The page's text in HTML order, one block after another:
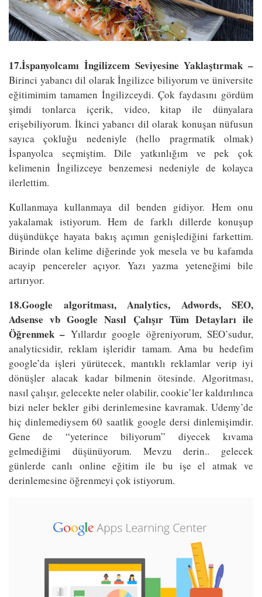
17.İspanyolcamı İngilizcem Seviyesine Yaklaştırmak –
Birinci yabancı dil olarak İngilizce biliyorum ve üniversite
eğitimimim tamamen İngilizceydi. Çok faydasını gördüm
şimdi tonlarca içerik, video, kitap ile dünyalara
erişebiliyorum. İkinci yabancı dil olarak konuşan nüfusun
sayıca çokluğu nedeniyle (hello pragrmatik olmak)
İspanyolca seçmiştim. Dile yatkınlığım ve pek çok
kelimenin İngilizceye benzemesi nedeniyle de kolayca
ilerlettim.
Kullanmaya kullanmaya dil benden gidiyor. Hem onu
yakalamak istiyorum. Hem de farklı dillerde konuşup
düşündükçe hayata bakış açımın genişlediğini farkettim.
Birinde olan kelime diğerinde yok mesela ve bu kafamda
acayip pencereler açıyor. Yazı yazma yeteneğimi bile
artırıyor.
18.Google algoritması, Analytics, Adwords, SEO,
Adsense vb Google Nasıl Çalışır Tüm Detayları ile
Öğrenmek – Yıllardır google öğreniyorum, SEO’sudur,
analyticsidir, reklam işleridir tamam. Ama bu hedefim
google’da işleri yürütecek, mantıklı reklamlar verip iyi
dönüşler alacak kadar bilmenin ötesinde. Algoritması,
nasıl çalışır, gelecekte neler olabilir, cookie’ler kaldırılınca
bizi neler bekler gibi derinlemesine kavramak. Udemy’de
hiç dinlemediysem 60 saatlik google dersi dinlemişimdir.
Gene de “yeterince biliyorum” diyecek kıvama
gelmediğimi düşünüyorum. Mevzu derin.. gelecek
günlerde canlı online eğitim ile bu işe el atmak ve
derinlemesine öğrenmeyi çok istiyorum.